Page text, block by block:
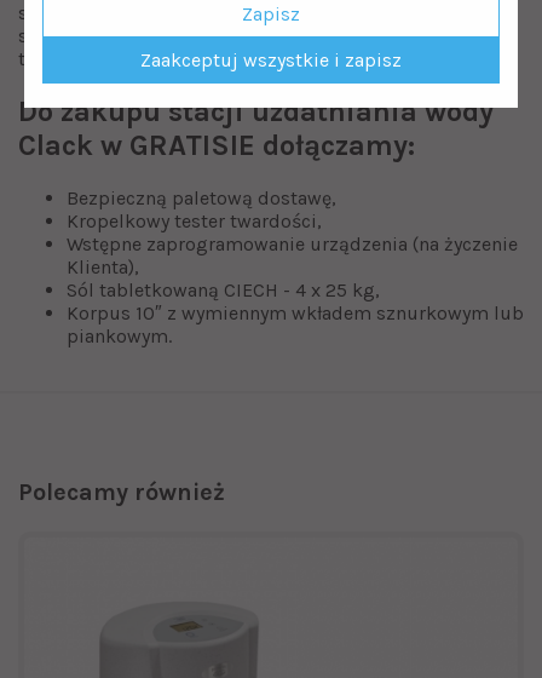
spożycia i przygotowania posiłków będzie pozbawiona
szkodliwych związków. Stacja wielofunkcyjna Clack 30 l
to inwestycja na lata.
Do zakupu stacji uzdatniania wody
Clack w GRATISIE dołączamy:
Bezpieczną paletową dostawę,
Kropelkowy tester twardości,
Wstępne zaprogramowanie urządzenia (na życzenie
Klienta),
Sól tabletkowaną CIECH - 4 x 25 kg,
Korpus 10″ z wymiennym wkładem sznurkowym lub
piankowym.
Polecamy również
Zapisz
Zaakceptuj wszystkie i zapisz